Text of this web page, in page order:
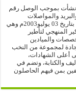
نشأت بموجب الوصل رقم
والبريد والمواصلات
بالجمهورية الإسلامية الموريتانية بتاريخ 03 يوليو2003م وهي
المنهجي لتأطير
والميادين
جادة لمجموعة من النخب
أعلى الشهادات،
والكتابة، وتضم في
بمن فيهم الحاصلون